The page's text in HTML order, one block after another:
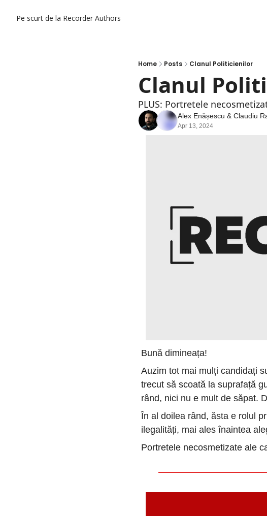
Pe scurt de la Recorder Authors
Home Posts Clanul Politicienilor
Clanul
PLUS: Portretele
Alex Enășescu & Claudiu
Apr 13, 2024
Bună dimineața!
Auzim tot mai mulți candidați
trecut să scoată la suprafață
rând, nici nu e mult de săpat.
În al doilea rând, ăsta e rolul
ilegalități, mai ales înaintea
Portretele necosmetizate ale